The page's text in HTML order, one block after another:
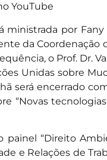
YouTube
ministrada por
da Coordenação
o Prof. Dr.
Unidas sobre
será encerrado
“Novas
“Direito
e Relações de